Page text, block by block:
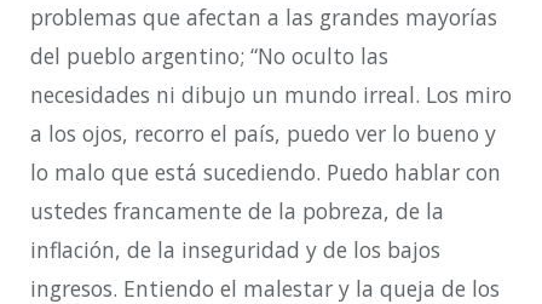
problemas que afectan a las grandes mayorías
del pueblo argentino; “No oculto las
necesidades ni dibujo un mundo irreal. Los miro
a los ojos, recorro el país, puedo ver lo bueno y
lo malo que está sucediendo. Puedo hablar con
ustedes francamente de la pobreza, de la
inflación, de la inseguridad y de los bajos
ingresos. Entiendo el malestar y la queja de los